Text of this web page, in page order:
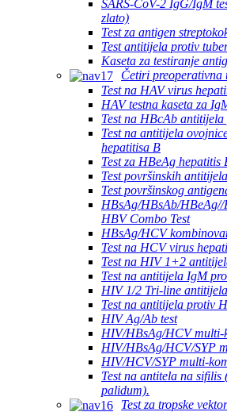
SARS-CoV-2 IgG/IgM
zlato)
Test za antigen
Test antitijela protiv
Kaseta za testiranje
Četiri preoperativna
Test na HAV virus
HAV testna kaseta za
Test na HBcAb
Test na antitijela
hepatitisa B
Test za HBeAg
Test površinskih
Test površinskog
HBsAg/HBsAb/
HBV Combo Test
HBsAg/HCV
Test na HCV virus
Test na HIV 1+2
Test na antitijela IgM
HIV 1/2 Tri-line
Test na antitijela protiv
HIV Ag/Ab test
HIV/HBsAg/HCV multi-
HIV/HBsAg/HCV/SYP
HIV/HCV/SYP multi-
Test na antitela na sifilis
palidum).
Test za tropske